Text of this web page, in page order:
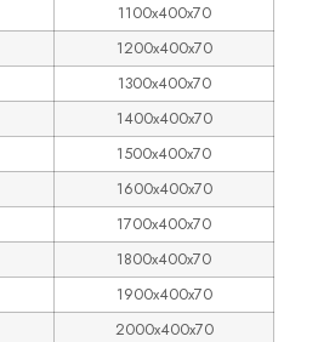
1100x400x70
1200x400x70
1300x400x70
1400x400x70
1500x400x70
1600x400x70
1700x400x70
1800x400x70
1900x400x70
2000x400x70